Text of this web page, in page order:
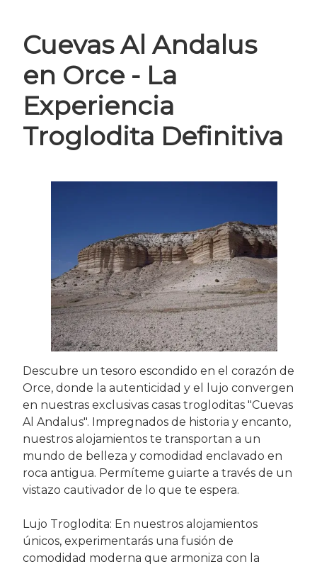
Cuevas Al Andalus
en Orce - La
Experiencia
Troglodita Definitiva
Descubre un tesoro escondido en el corazón de
Orce, donde la autenticidad y el lujo convergen
en nuestras exclusivas casas trogloditas "Cuevas
Al Andalus". Impregnados de historia y encanto,
nuestros alojamientos te transportan a un
mundo de belleza y comodidad enclavado en
roca antigua. Permíteme guiarte a través de un
vistazo cautivador de lo que te espera.
Lujo Troglodita: En nuestros alojamientos
únicos, experimentarás una fusión de
comodidad moderna que armoniza con la